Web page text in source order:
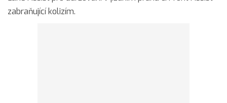
zabraňující kolizím.